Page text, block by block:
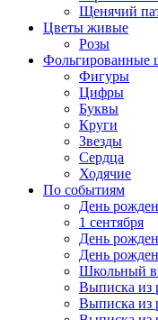
Щенячий
Цветы живые
Розы
Фольгированные
Фигуры
Цифры
Буквы
Круги
Звезды
Сердца
Ходячие
По событиям
День
1 сентября
День
День
Школьный
Выписка из
Выписка из